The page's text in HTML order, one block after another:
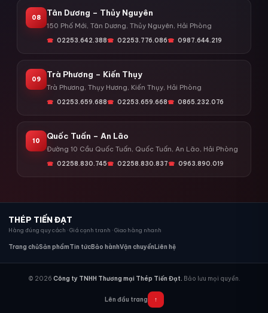
08
Tân Dương – Thủy Nguyên
150 Phố Mới, Tân Dương, Thủy Nguyên, Hải Phòng
02253.642.388 02253.776.086 0987.644.219
09
Trà Phương – Kiến Thụy
Trà Phương, Thụy Hương, Kiến Thụy, Hải Phòng
02253.659.688 02253.659.668 0865.232.076
10
Quốc Tuấn – An Lão
Đường 10 Cầu Quốc Tuấn, Quốc Tuấn, An Lão, Hải Phòng
02258.830.745 02258.830.837 0963.890.019
THÉP TIẾN ĐẠT
Hàng đúng quy cách · Giá cạnh tranh · Giao hàng nhanh
Trang chủSản phẩmTin tứcBảo hànhVận chuyểnLiên hệ
© 2026 Công ty TNHH Thương mại Thép Tiến Đạt. Bảo lưu mọi quyền.
Lên đầu trang ↑